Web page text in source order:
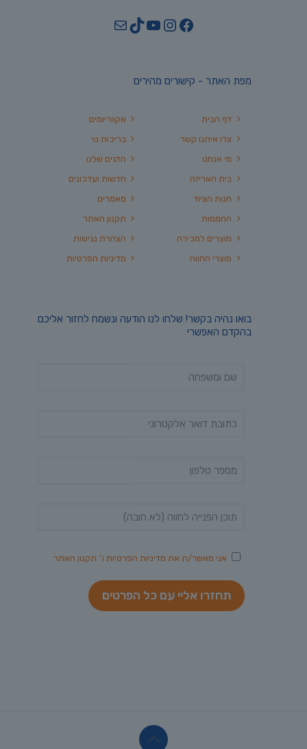
Facebook
Instagram
YouTube
TikTok
Mail
מפת האתר - קישורים מהירים
אקווריומים
בריכות נוי
הדגים שלנו
חדשות ועדכונים
מאמרים
תקנון האתר
הצהרת נגישות
מדיניות הפרטיות
דף הבית
צרו איתנו קשר
מי אנחנו
בית האריזה
חנות הציוד
החממות
מוצרים למכירה
מוצרי החווה
בואו נהיה בקשר! שלחו לנו הודעה ונשמח לחזור אליכם
בהקדם האפשרי
אני מאשר/ת את מדיניות הפרטיות ו־ תקנון האתר